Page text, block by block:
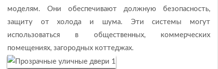
моделям. Они обеспечивают должную безопасность,
защиту от холода и шума. Эти системы могут
использоваться в общественных, коммерческих
помещениях, загородных коттеджах.